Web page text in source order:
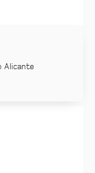
Alicante